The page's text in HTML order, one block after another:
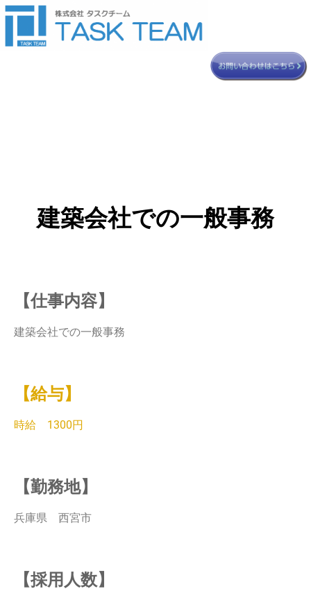
建築会社での一般事務
【仕事内容】
建築会社での一般事務
【給与】
時給 1300円
【勤務地】
兵庫県 西宮市
【採用人数】